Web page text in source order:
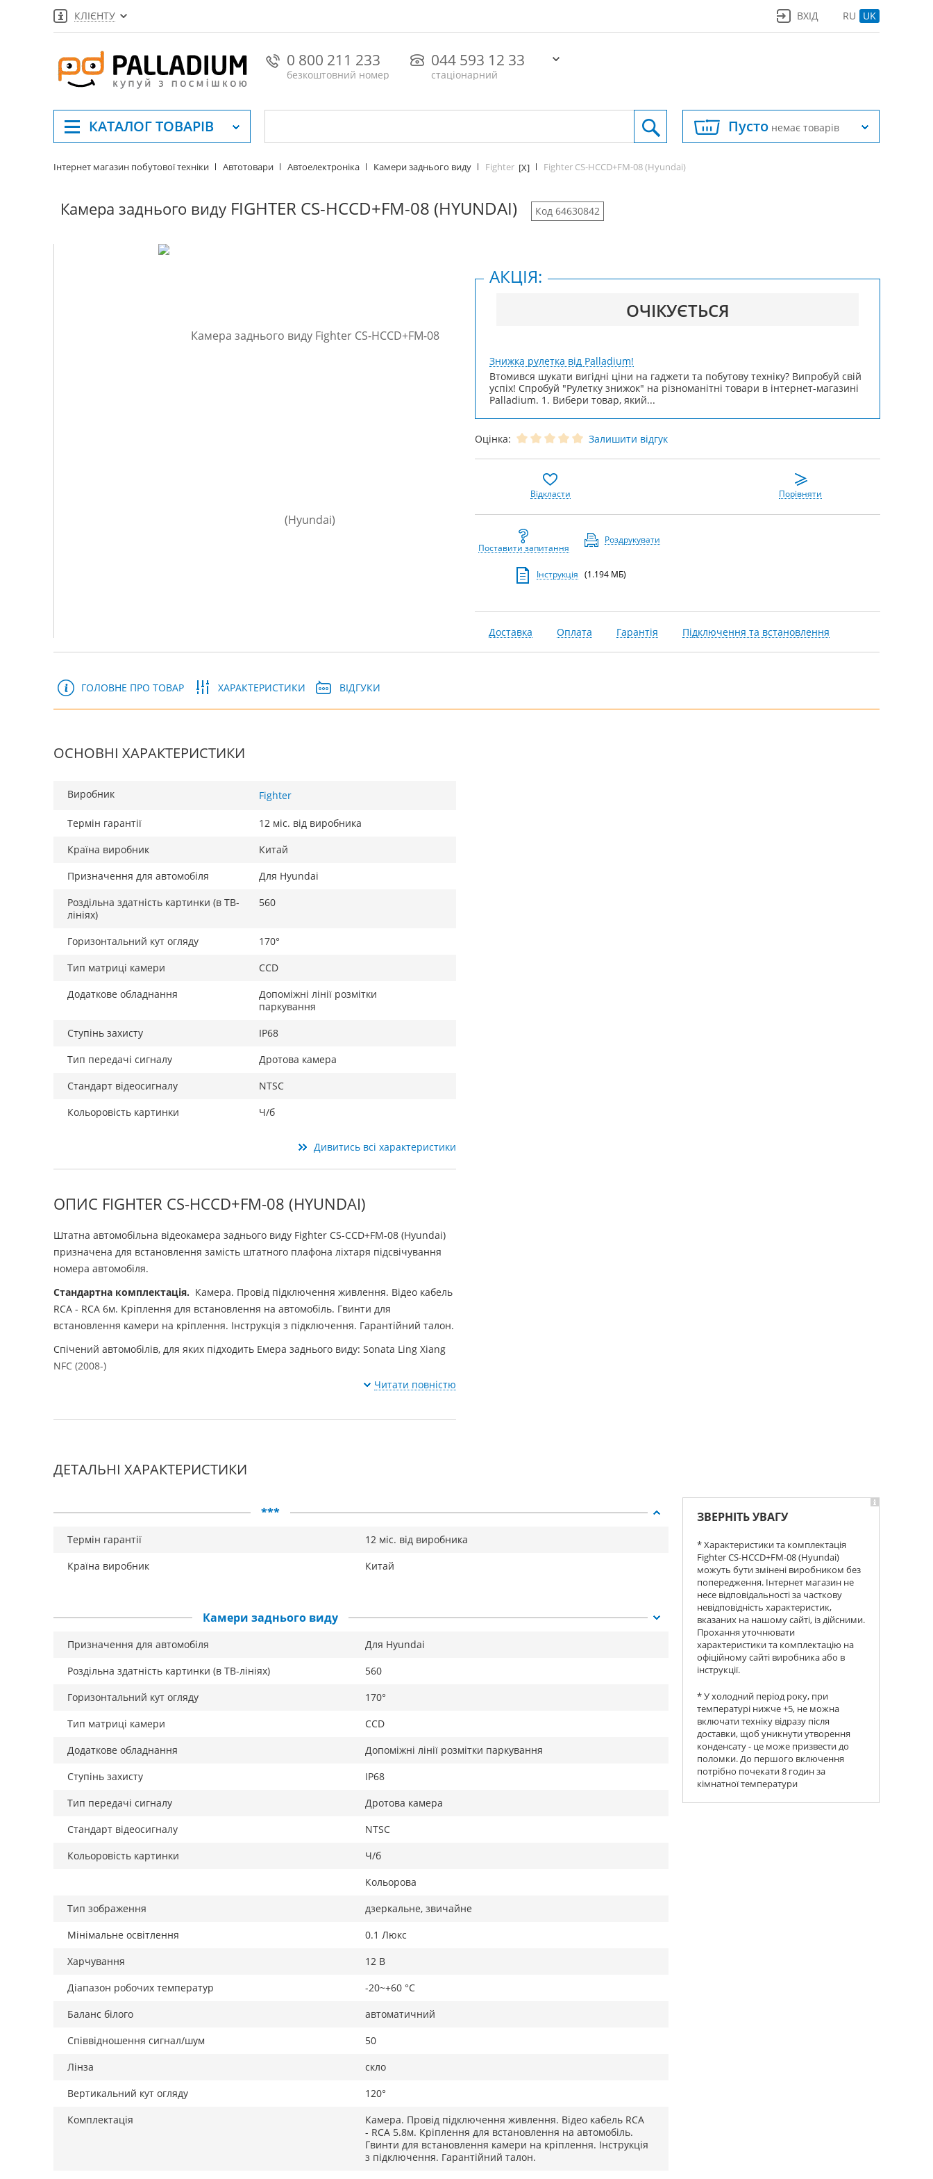
КЛІЄНТУ RU UK
ВХІД
0 800 211 233
безкоштовний номер
044 593 12 33
стаціонарний
КАТАЛОГТОВАРІВ Пусто немає товарів
Інтернет магазин побутової техніки Автотовари Автоелектроніка Камери заднього виду Fighter [X] Fighter CS-HCCD+FM-08 (Hyundai)
Камера заднього виду FIGHTER CS-HCCD+FM-08 (HYUNDAI) Код 64630842
ОЧІКУЄТЬСЯ
АКЦІЯ:
Знижка рулетка від Palladium!
Втомився шукати вигідні ціни на гаджети та побутову техніку? Випробуй свій
успіх! Спробуй "Рулетку знижок" на різноманітні товари в інтернет-магазині
Palladium. 1. Вибери товар, який...
Оцінка: Залишити відгук
Відкласти Порівняти
Поставити запитання
Роздрукувати
Інструкція (1.194 МБ)
Доставка Оплата Гарантія Підключення та встановлення
ГОЛОВНЕ ПРО ТОВАР ХАРАКТЕРИСТИКИ ВІДГУКИ
ОСНОВНІ ХАРАКТЕРИСТИКИ
Виробник Fighter
Термін гарантії
12 міс. від виробника
Країна виробник
Китай
Призначення для автомобіля
Для Hyundai
Роздільна здатність картинки (в ТВ-
лініях)
560
Горизонтальний кут огляду
170°
Тип матриці камери
CCD
Додаткове обладнання
Допоміжні лінії розмітки
паркування
Ступінь захисту
IP68
Тип передачі сигналу
Дротова камера
Стандарт відеосигналу
NTSC
Кольоровість картинки
Ч/б
Дивитись всі характеристики
ОПИС FIGHTER CS-HCCD+FM-08 (HYUNDAI)
Штатна автомобільна відеокамера заднього виду Fighter CS-CCD+FM-08 (Hyundai)
призначена для встановлення замість штатного плафона ліхтаря підсвічування
номера автомобіля.
Стандартна комплектація. Камера. Провід підключення живлення. Відео кабель
RCA - RCA 6м. Кріплення для встановлення на автомобіль. Гвинти для
встановлення камери на кріплення. Інструкція з підключення. Гарантійний талон.
Спічений автомобілів, для яких підходить Емера заднього виду: Sonata Ling Xiang
NFC (2008-)
Читати повністю
ДЕТАЛЬНІ ХАРАКТЕРИСТИКИ
***
Термін гарантії
12 міс. від виробника
Країна виробник
Китай
Камери заднього виду
Призначення для автомобіля
Для Hyundai
Роздільна здатність картинки (в ТВ-лініях)
560
Горизонтальний кут огляду
170°
Тип матриці камери
CCD
Додаткове обладнання
Допоміжні лінії розмітки паркування
Ступінь захисту
IP68
Тип передачі сигналу
Дротова камера
Стандарт відеосигналу
NTSC
Кольоровість картинки
Ч/б
Кольорова
Тип зображення
дзеркальне, звичайне
Мінімальне освітлення
0.1 Люкс
Харчування
12 В
Діапазон робочих температур
-20~+60 °C
Баланс білого
автоматичний
Співвідношення сигнал/шум
50
Лінза
скло
Вертикальний кут огляду
120°
Комплектація
Камера. Провід підключення живлення. Відео кабель RCA
- RCA 5.8м. Кріплення для встановлення на автомобіль.
Гвинти для встановлення камери на кріплення. Інструкція
з підключення. Гарантійний талон.
ЗВЕРНІТЬ УВАГУ
* Характеристики та комплектація
Fighter CS-HCCD+FM-08 (Hyundai)
можуть бути змінені виробником без
попередження. Інтернет магазин не
несе відповідальності за часткову
невідповідність характеристик,
вказаних на нашому сайті, із дійсними.
Прохання уточнювати
характеристики та комплектацію на
офіційному сайті виробника або в
інструкції.
* У холодний період року, при
температурі нижче +5, не можна
включати техніку відразу після
доставки, щоб уникнути утворення
конденсату - це може призвести до
поломки. До першого включення
потрібно почекати 8 годин за
кімнатної температури